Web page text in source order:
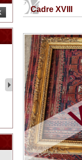
2
Cadre XVIII